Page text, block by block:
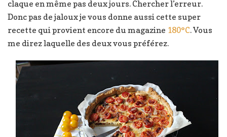
claque en même pas deux jours. Chercher l’erreur.
Donc pas de jaloux je vous donne aussi cette super
recette qui provient encore du magazine 180°C. Vous
me direz laquelle des deux vous préférez.